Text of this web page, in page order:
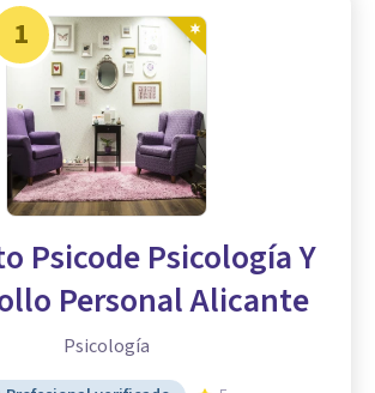
1
Psicode Psicología Y
Personal Alicante
Psicología